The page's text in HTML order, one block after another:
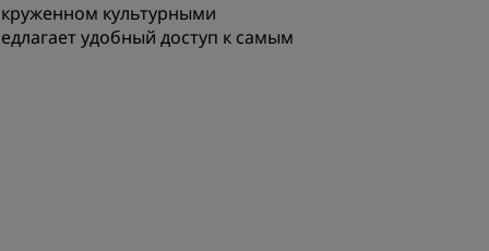
культурными
удобный доступ к самым